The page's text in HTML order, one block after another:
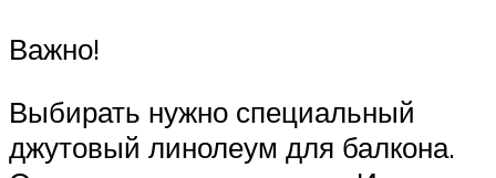
Важно!
Выбирать нужно специальный
джутовый линолеум для балкона.